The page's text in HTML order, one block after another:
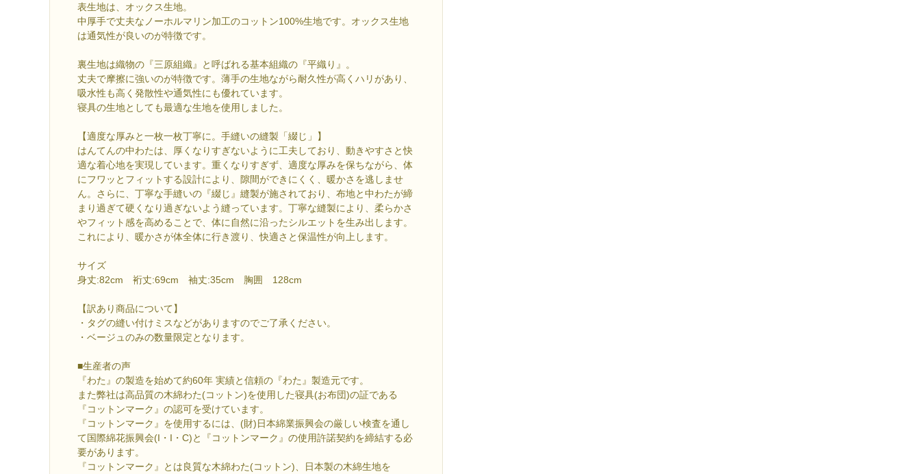
表生地は、オックス生地。
中厚手で丈夫なノーホルマリン加工のコットン100%生地です。オックス生地
は通気性が良いのが特徴です。
裏生地は織物の『三原組織』と呼ばれる基本組織の『平織り』。
丈夫で摩擦に強いのが特徴です。薄手の生地ながら耐久性が高くハリがあり、
吸水性も高く発散性や通気性にも優れています。
寝具の生地としても最適な生地を使用しました。
【適度な厚みと一枚一枚丁寧に。手縫いの縫製「綴じ」】
はんてんの中わたは、厚くなりすぎないように工夫しており、動きやすさと快
適な着心地を実現しています。重くなりすぎず、適度な厚みを保ちながら、体
にフワッとフィットする設計により、隙間ができにくく、暖かさを逃しませ
ん。さらに、丁寧な手縫いの『綴じ』縫製が施されており、布地と中わたが締
まり過ぎて硬くなり過ぎないよう縫っています。丁寧な縫製により、柔らかさ
やフィット感を高めることで、体に自然に沿ったシルエットを生み出します。
これにより、暖かさが体全体に行き渡り、快適さと保温性が向上します。
サイズ
身丈:82cm 裄丈:69cm 袖丈:35cm 胸囲 128cm
【訳あり商品について】
・タグの縫い付けミスなどがありますのでご了承ください。
・ベージュのみの数量限定となります。
■生産者の声
『わた』の製造を始めて約60年 実績と信頼の『わた』製造元です。
また弊社は高品質の木綿わた(コットン)を使用した寝具(お布団)の証である
『コットンマーク』の認可を受けています。
『コットンマーク』を使用するには、(財)日本綿業振興会の厳しい検査を通し
て国際綿花振興会(I・I・C)と『コットンマーク』の使用許諾契約を締結する必
要があります。
『コットンマーク』とは良質な木綿わた(コットン)、日本製の木綿生地を